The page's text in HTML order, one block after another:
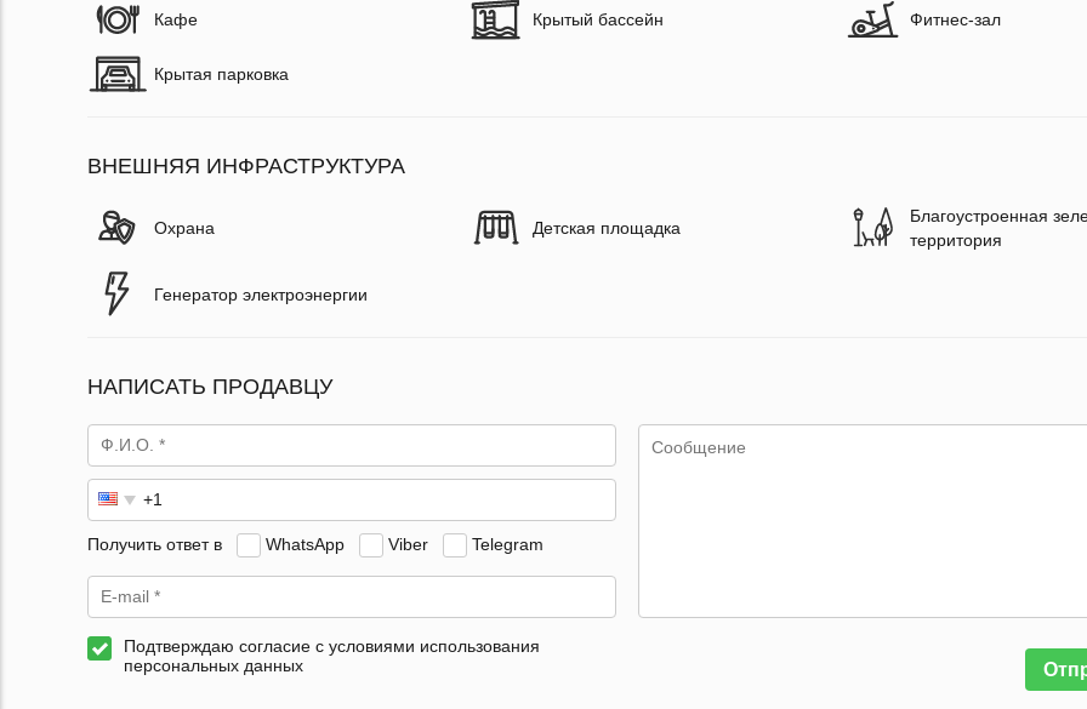
Кафе Крытый бассейн Фитнес-зал
Крытая парковка
ВНЕШНЯЯ ИНФРАСТРУКТУРА
Охрана Детская площадка
Благоустроенная
территория
Генератор электроэнергии
НАПИСАТЬ ПРОДАВЦУ
Получить ответ в WhatsApp Viber Telegram
Подтверждаю согласие с условиями использования
персональных данных